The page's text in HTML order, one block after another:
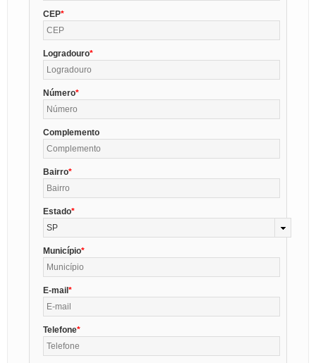
CEP
Logradouro
Número
Complemento
Bairro
Estado
SP
Município
E-mail
Telefone